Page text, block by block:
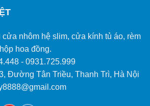
cửa nhôm hệ slim, cửa kính tủ áo, rèm
hoa đồng.
- 0931.725.999
Đường Tân Triều, Thanh Trì, Hà Nội